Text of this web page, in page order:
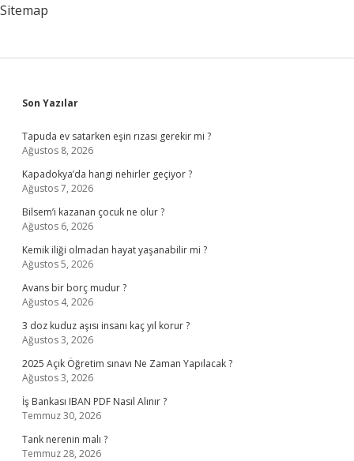
Sitemap
Sidebar
Son Yazılar
Tapuda ev satarken eşin rızası gerekir mi ?
Ağustos 8, 2026
Kapadokya’da hangi nehirler geçiyor ?
Ağustos 7, 2026
Bilsem’i kazanan çocuk ne olur ?
Ağustos 6, 2026
Kemik iliği olmadan hayat yaşanabilir mi ?
Ağustos 5, 2026
Avans bir borç mudur ?
Ağustos 4, 2026
3 doz kuduz aşısı insanı kaç yıl korur ?
Ağustos 3, 2026
2025 Açık Öğretim sınavı Ne Zaman Yapılacak ?
Ağustos 3, 2026
İş Bankası IBAN PDF Nasıl Alınır ?
Temmuz 30, 2026
Tank nerenin malı ?
Temmuz 28, 2026